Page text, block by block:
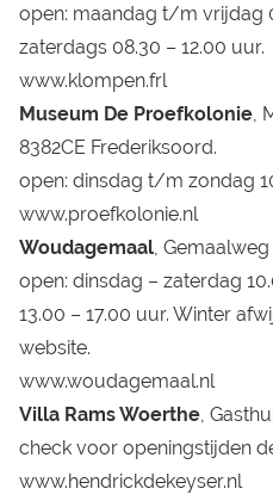
open: maandag t/m vrijdag
zaterdags 08.30 – 12.00 uur.
www.klompen.frl
Museum De Proefkolonie,
8382CE Frederiksoord.
open: dinsdag t/m zondag
www.proefkolonie.nl
Woudagemaal, Gemaalweg
open: dinsdag – zaterdag
13.00 – 17.00 uur. Winter
website.
www.woudagemaal.nl
Villa Rams Woerthe,
check voor openingstijden
www.hendrickdekeyser.nl